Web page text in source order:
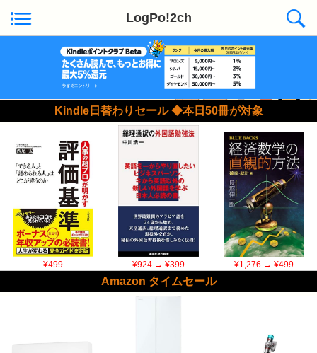
LogPo!2ch
Kindle日替わりセール ◆本日50冊が対象
¥499 ¥924→ ¥399 ¥1,276→ ¥499
Amazon タイムセール